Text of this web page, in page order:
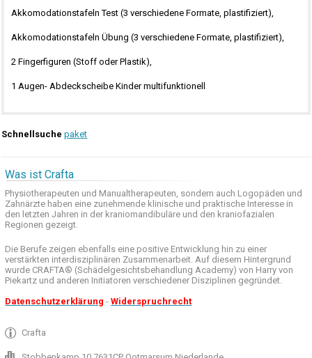
Akkomodationstafeln Test (3 verschiedene Formate, plastifiziert),
Akkomodationstafeln Übung (3 verschiedene Formate, plastifiziert),
2 Fingerfiguren (Stoff oder Plastik),
1 Augen- Abdeckscheibe Kinder multifunktionell
Schnellsuche paket
Was ist Crafta
Physiotherapeuten und Manualtherapeuten, sondern auch Logopäden und
Zahnärzte haben eine zunehmende klinische und praktische Interesse in
den letzten Jahren in der kraniomandibuläre und den kraniofazialen
Regionen gezeigt.
Die Berufe zeigen ebenfalls eine positive Entwicklung hin zu einer
verstärkten interdisziplinären Zusammenarbeit. Auf diesem Hintergrund
wurde CRAFTA® (Schädelgesichtsbehandlung Academy) von Harry von
Piekartz und anderen Initiatoren verschiedener Disziplinen gegründet.
Datenschutzerklärung -Widerspruchrecht
Crafta